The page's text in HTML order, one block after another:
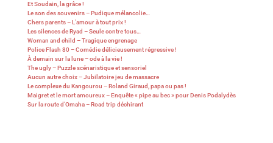
Et Soudain, la grâce !
Le son des souvenirs – Pudique mélancolie…
Chers parents – L’amour à tout prix !
Les silences de Ryad – Seule contre tous…
Woman and child – Tragique engrenage
Police Flash 80 – Comédie délicieusement régressive !
À demain sur la lune – ode à la vie !
The ugly – Puzzle scénaristique et sensoriel
Aucun autre choix – Jubilatoire jeu de massacre
Le complexe du Kangourou – Roland Giraud, papa ou pas !
Maigret et le mort amoureux – Enquête « pipe au bec » pour Denis Podalydès
Sur la route d’Omaha – Road trip déchirant